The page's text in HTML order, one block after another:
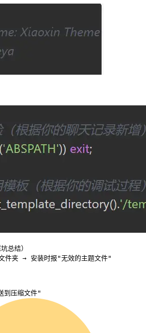
总结）
件夹 → 安装时报"无效的主题文件"